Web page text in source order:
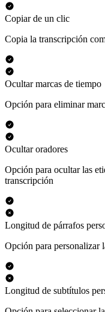
Copiar de un clic
Copia la transcripción
Ocultar marcas de tiempo
Opción para eliminar
Ocultar oradores
Opción para ocultar las
transcripción
Longitud de párrafos
Opción para personalizar
Longitud de subtítulos